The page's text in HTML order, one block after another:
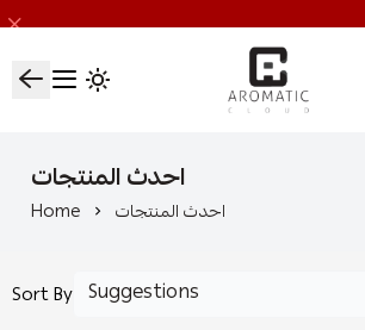
اروماتيك كلاود
احدث المنتجات
Home احدث المنتجات
Sort By